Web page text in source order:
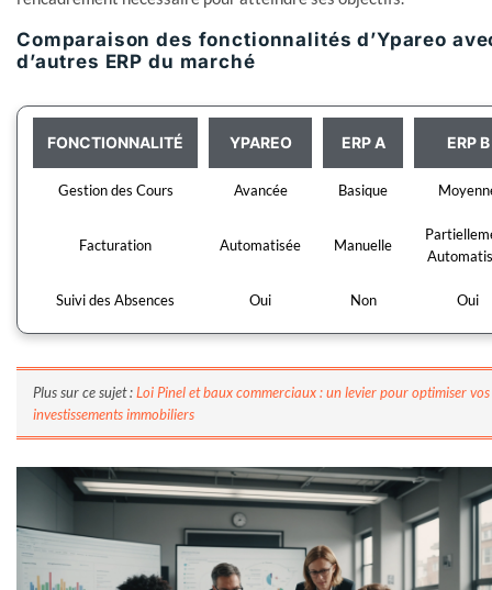
Comparaison des fonctionnalités d’Ypareo
d’autres ERP du marché
FONCTIONNALITÉ YPAREO ERP A ERP B
Gestion des Cours Avancée Basique
Facturation Automatisée Manuelle
Suivi des Absences Oui Non Oui
Plus sur ce sujet :Loi Pinel et baux commerciaux : un levier pour optimiser vos
investissements immobiliers